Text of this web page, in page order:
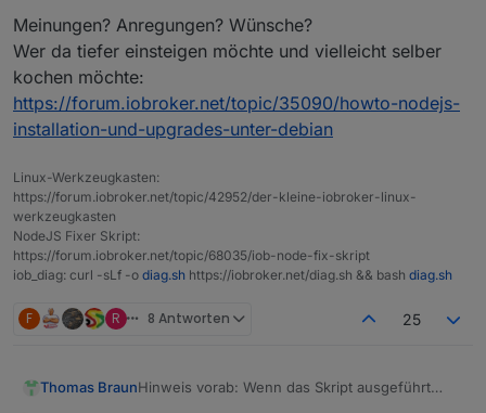
Meinungen? Anregungen? Wünsche?
Wer da tiefer einsteigen möchte und vielleicht selber
kochen möchte:
https://forum.iobroker.net/topic/35090/howto-nodejs-
installation-und-upgrades-unter-debian
Linux-Werkzeugkasten:
https://forum.iobroker.net/topic/42952/der-kleine-iobroker-linux-
werkzeugkasten
NodeJS Fixer Skript:
https://forum.iobroker.net/topic/68035/iob-node-fix-skript
iob_diag: curl -sLf -o diag.sh https://iobroker.net/diag.sh && bash diag.sh
F R 8 Antworten 25
Thomas BraunHinweis vorab: Wenn das Skript ausgeführt